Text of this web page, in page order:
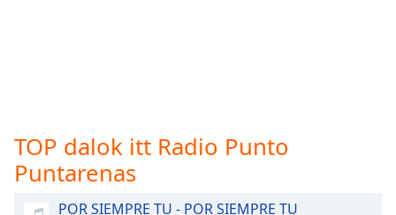
subtitles
settings
dialog
TOP dalok itt Radio Punto
Puntarenas
POR SIEMPRE TU - POR SIEMPRE TU